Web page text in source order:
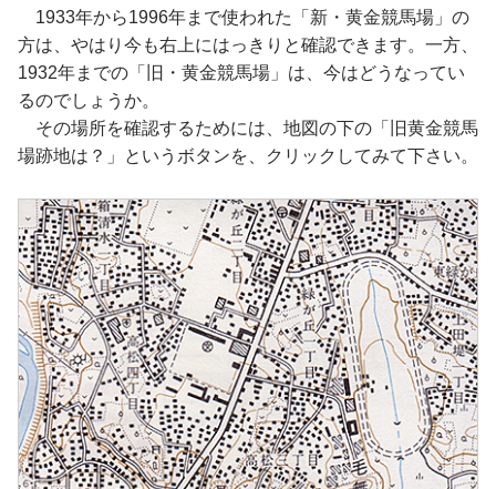
1933年から1996年まで使われた「新・黄金競馬場」の
方は、やはり今も右上にはっきりと確認できます。一方、
1932年までの「旧・黄金競馬場」は、今はどうなってい
るのでしょうか。
その場所を確認するためには、地図の下の「旧黄金競馬
場跡地は？」というボタンを、クリックしてみて下さい。